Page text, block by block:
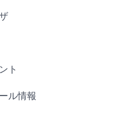
ト
ル情報